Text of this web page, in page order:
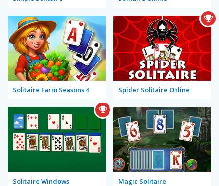
Solitaire Farm Seasons 4 Spider Solitaire Online
Solitaire Windows Magic Solitaire